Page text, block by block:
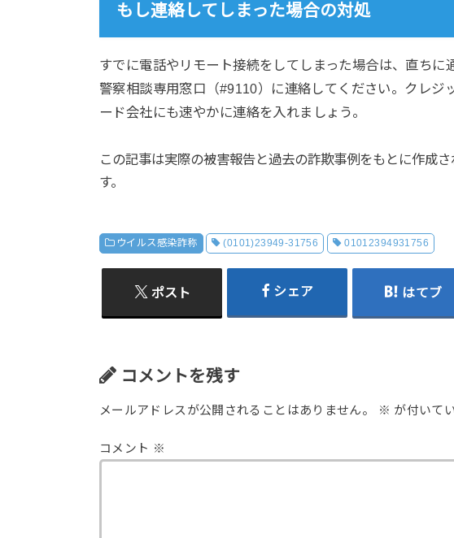
もし連絡してしまった場合の対処
すでに電話やリモート接続をしてしまった場合は、直ちに
警察相談専用窓口（#9110）に連絡してください。クレジ
ード会社にも速やかに連絡を入れましょう。
この記事は実際の被害報告と過去の詐欺事例をもとに作成
す。
ウイルス感染詐称 (0101)23949-31756 01012394931756
ポスト シェア はてブ
コメントを残す
メールアドレスが公開されることはありません。 ※ が付いて
コメント ※